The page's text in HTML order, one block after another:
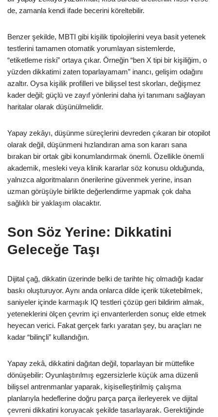
de, zamanla kendi ifade becerini köreltebilir.
Benzer şekilde, MBTI gibi kişilik tipolojilerini veya basit yetenek
testlerini tamamen otomatik yorumlayan sistemlerde,
“etiketleme riski” ortaya çıkar. Örneğin “ben X tipi bir kişiliğim, o
yüzden dikkatimi zaten toparlayamam” inancı, gelişim odağını
azaltır. Oysa kişilik profilleri ve bilişsel test skorları, değişmez
kader değil; güçlü ve zayıf yönlerini daha iyi tanımanı sağlayan
haritalar olarak düşünülmelidir.
Yapay zekâyı, düşünme süreçlerini devreden çıkaran bir otopilot
olarak değil, düşünmeni hızlandıran ama son kararı sana
bırakan bir ortak gibi konumlandırmak önemli. Özellikle önemli
akademik, mesleki veya klinik kararlar söz konusu olduğunda,
yalnızca algoritmaların önerilerine güvenmek yerine, insan
uzman görüşüyle birlikte değerlendirme yapmak çok daha
sağlıklı bir yaklaşım olacaktır.
Son Söz Yerine: Dikkatini
Geleceğe Taşı
Dijital çağ, dikkatin üzerinde belki de tarihte hiç olmadığı kadar
baskı oluşturuyor. Aynı anda onlarca dilde içerik tüketebilmek,
saniyeler içinde karmaşık IQ testleri çözüp geri bildirim almak,
yeteneklerini ölçen çevrim içi envanterlerden sonuç elde etmek
heyecan verici. Fakat gerçek farkı yaratan şey, bu araçları ne
kadar “bilinçli” kullandığın.
Yapay zekâ, dikkatini dağıtan değil, toparlayan bir müttefike
dönüşebilir: Oyunlaştırılmış egzersizlerle küçük ama düzenli
bilişsel antrenmanlar yaparak, kişiselleştirilmiş çalışma
planlarıyla hedeflerine doğru parça parça ilerleyerek ve dijital
çevreni dikkatini koruyacak şekilde tasarlayarak. Gerektiğinde